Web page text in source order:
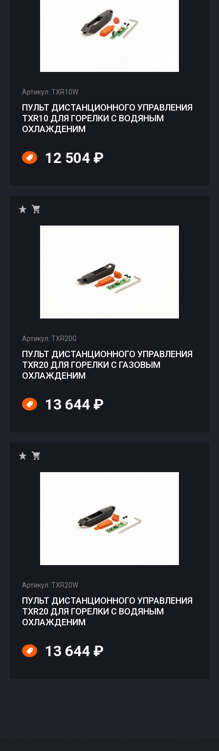
Артикул: TXR10W
ПУЛЬТ ДИСТАНЦИОННОГО УПРАВЛЕНИЯ
TXR10 ДЛЯ ГОРЕЛКИ С ВОДЯНЫМ
ОХЛАЖДЕНИМ
12 504 ₽
Артикул: TXR20G
ПУЛЬТ ДИСТАНЦИОННОГО УПРАВЛЕНИЯ
TXR20 ДЛЯ ГОРЕЛКИ С ГАЗОВЫМ
ОХЛАЖДЕНИМ
13 644 ₽
Артикул: TXR20W
ПУЛЬТ ДИСТАНЦИОННОГО УПРАВЛЕНИЯ
TXR20 ДЛЯ ГОРЕЛКИ С ВОДЯНЫМ
ОХЛАЖДЕНИМ
13 644 ₽